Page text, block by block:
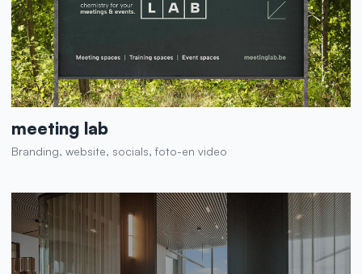
meeting lab
Branding, website, socials, foto-en video